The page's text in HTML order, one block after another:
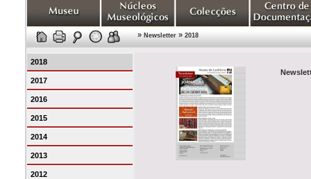
» Newsletter» 2018
2018
2017
2016
2015
2014
2013
2012